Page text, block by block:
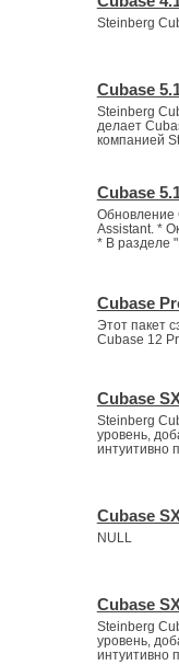
Steinberg
Cubase
Steinberg
делает
компанией
Cubase
Обновление
Assistant. *
* В разделе
Cubase
Этот пакет
Cubase 12
Cubase
Steinberg
уровень,
интуитивно
Cubase
NULL
Cubase
Steinberg
уровень,
интуитивно